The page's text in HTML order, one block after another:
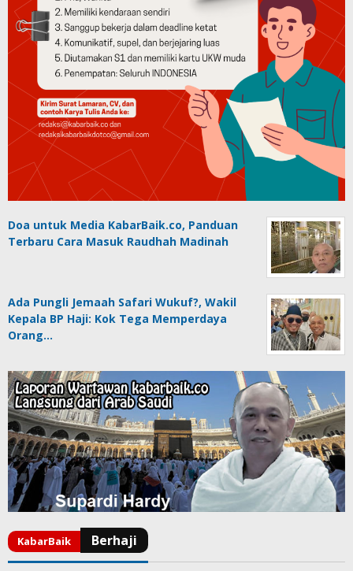
Doa untuk Media KabarBaik.co, Panduan
Terbaru Cara Masuk Raudhah Madinah
Ada Pungli Jemaah Safari Wukuf?, Wakil
Kepala BP Haji: Kok Tega Memperdaya
Orang…